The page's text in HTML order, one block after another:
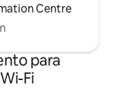
Centre
para
Fi